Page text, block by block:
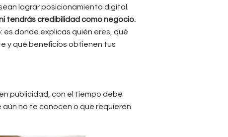
lograr posicionamiento digital.
tendrás credibilidad como negocio.
es donde explicas quién eres, qué
y qué beneficios obtienen tus
publicidad, con el tiempo debe
no te conocen o que requieren